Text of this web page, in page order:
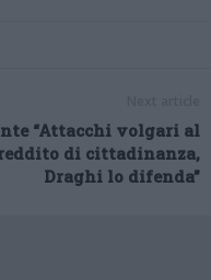
“Attacchi volgari al
di cittadinanza,
Draghi lo difenda”